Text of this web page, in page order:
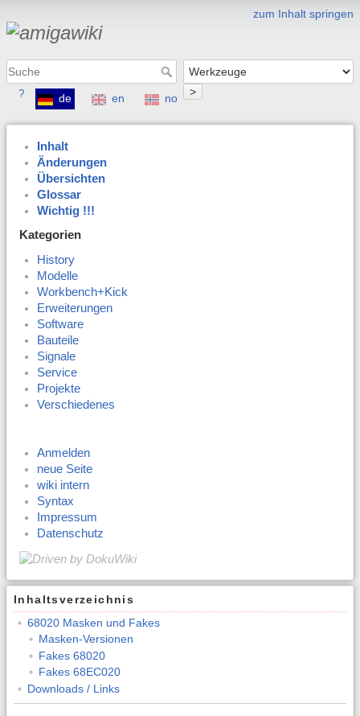
zum Inhalt springen
>
? de en no
Inhalt
Änderungen
Übersichten
Glossar
Wichtig !!!
Kategorien
History
Modelle
Workbench+Kick
Erweiterungen
Software
Bauteile
Signale
Service
Projekte
Verschiedenes
Anmelden
neue Seite
wiki intern
Syntax
Impressum
Datenschutz
Inhaltsverzeichnis
68020 Masken und Fakes
Masken-Versionen
Fakes 68020
Fakes 68EC020
Downloads / Links